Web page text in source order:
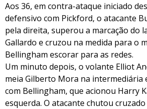
Aos 36, em contra-ataque iniciado
defensivo com Pickford, o atacante
pela direita, superou a marcação do
Gallardo e cruzou na medida para o
Bellingham escorar para as redes.
Um minuto depois, o volante Elliot
meia Gilberto Mora na intermediária
com Bellingham, que acionou Harry
esquerda. O atacante chutou